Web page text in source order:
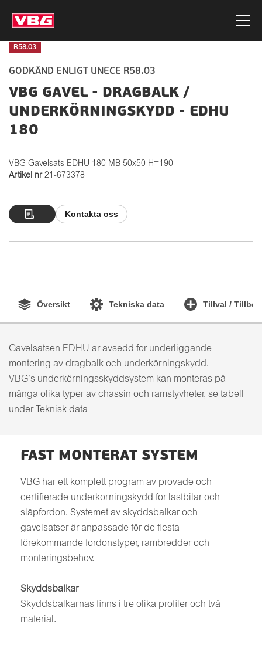
R58.03
GODKÄND ENLIGT UNECE R58.03
VBG GAVEL - DRAGBALK /
UNDERKÖRNINGSKYDD - EDHU
180
VBG Gavelsats EDHU 180 MB 50x50 H=190
Artikel nr 21-673378
Kontakta oss
Översikt Tekniska data Tillval /
Gavelsatsen EDHU är avsedd för underliggande
montering av dragbalk och underkörningskydd.
VBG’s underkörningsskyddsystem kan monteras på
många olika typer av chassin och ramstyvheter, se tabell
under Teknisk data
FAST MONTERAT SYSTEM
VBG har ett komplett program av provade och
certifierade underkörningskydd för lastbilar och
släpfordon. Systemet av skyddsbalkar och
gavelsatser är anpassade för de flesta
förekommande fordonstyper, rambredder och
monteringsbehov.
Skyddsbalkar
Skyddsbalkarnas finns i tre olika profiler och två
material.